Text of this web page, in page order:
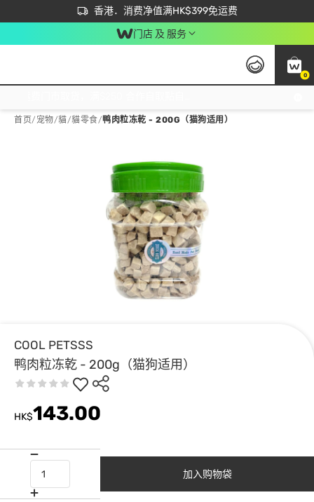
香港．消费净值满HK$399免运费
立即成为易赏钱会员尽享独家优惠
首次APP下单买满$450 输入 NEWAPP 即减$50
门店 及 服务
0
首页/ 宠物/貓/貓零食/鸭肉粒冻乾 - 200G（猫狗适用）
COOL PETSSS
鸭肉粒冻乾 - 200g（猫狗适用）
HK$143.00
加入购物袋